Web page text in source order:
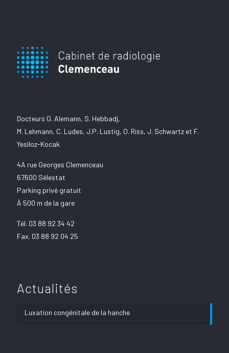
Docteurs G. Alemann, S. Hebbadj,
M. Lehmann, C. Ludes, J.P. Lustig, O. Riss, J. Schwartz et F.
Yesiloz-Kocak
4A rue Georges Clemenceau
67600 Sélestat
Parking privé gratuit
À 500 m de la gare
Tél. 03 88 92 34 42
Fax. 03 88 92 04 25
Actualités
Luxation congénitale de la hanche